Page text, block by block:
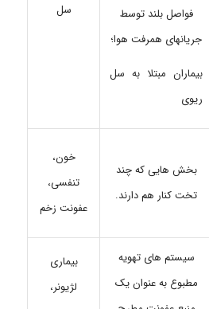
فواصل بلند توسط
جریانهای همرفت هوا؛
بیماران مبتلا به سل
ریوی
سل
بخش هایی که چند
تخت کنار هم دارند.
خون،
تنفسی،
عفونت زخم
سیستم های تهویه
مطبوع به عنوان یک
بیماری
لژیونر،